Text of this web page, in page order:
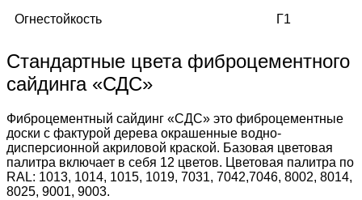
Огнестойкость
Г1
Стандартные цвета фиброцементного
сайдинга «СДС»
Фиброцементный сайдинг «СДС» это фиброцементные
доски с фактурой дерева окрашенные водно-
дисперсионной акриловой краской. Базовая цветовая
палитра включает в себя 12 цветов. Цветовая палитра по
RAL: 1013, 1014, 1015, 1019, 7031, 7042,7046, 8002, 8014,
8025, 9001, 9003.